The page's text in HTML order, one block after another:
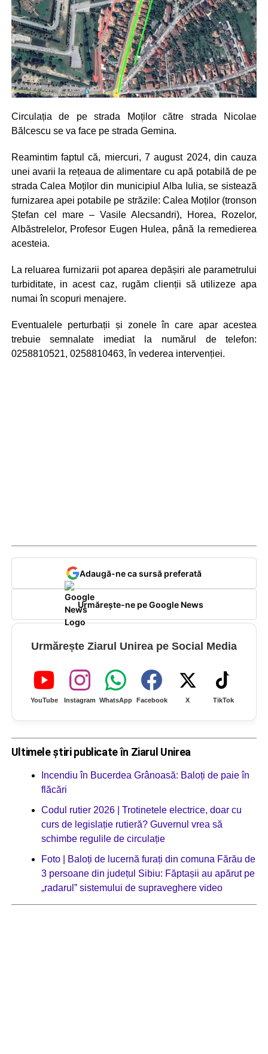
Circulația de pe strada Moților către strada Nicolae
Bălcescu se va face pe strada Gemina.
Reamintim faptul că, miercuri, 7 august 2024, din cauza
unei avarii la rețeaua de alimentare cu apă potabilă de pe
strada Calea Moților din municipiul Alba Iulia, se sistează
furnizarea apei potabile pe străzile: Calea Moților (tronson
Ștefan cel mare – Vasile Alecsandri), Horea, Rozelor,
Albăstrelelor, Profesor Eugen Hulea, până la remedierea
acesteia.
La reluarea furnizarii pot aparea depășiri ale parametrului
turbiditate, in acest caz, rugăm clienții să utilizeze apa
numai în scopuri menajere.
Eventualele perturbații și zonele în care apar acestea
trebuie semnalate imediat la numărul de telefon:
0258810521, 0258810463, în vederea intervenției.
Adaugă-ne ca sursă preferată
Urmărește-ne pe Google News
Urmărește Ziarul Unirea pe Social Media
YouTube Instagram WhatsApp Facebook X TikTok
Ultimele știri publicate în Ziarul Unirea
Incendiu în Bucerdea Grânoasă: Baloți de paie în
flăcări
Codul rutier 2026 | Trotinetele electrice, doar cu
curs de legislație rutieră? Guvernul vrea să
schimbe regulile de circulație
Foto | Baloți de lucernă furați din comuna Fărău de
3 persoane din județul Sibiu: Făptașii au apărut pe
„radarul” sistemului de supraveghere video